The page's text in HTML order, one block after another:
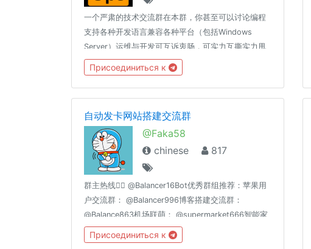
一个严肃的技术交流群在本群，你甚至可以讨论编程
支持各种开发语言兼容各种平台（包括Windows
Server）运维与开发可互诉衷肠，可实力互撕实力甩
锅，文明互喷请减少表情贴纸和无关图片、言论的发
送，过多此类消息将随时不加通知地删除，请您谅
解。长段代码请使用 pastebin 展示
🔗t.me/Kubernetes_CN
Присоединиться к
自动发卡网站搭建交流群
@Faka58
chinese
817
群主热线👉🏻 @Balancer16Bot优秀群组推荐：苹果用
户交流群： @Balancer996博客搭建交流群：
@Balance863机场联萌： @supermarket666智能家
居交流群：
@homeassiant666MacOS/Hackintosh：
Присоединиться к